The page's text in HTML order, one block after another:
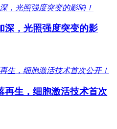
深，光照强度突变的影
再生，细胞激活技术首次